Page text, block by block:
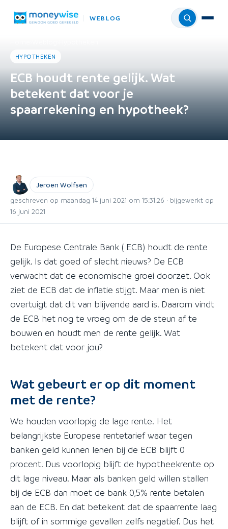
WEBLOG Menu
HYPOTHEKEN
ECB houdt rente gelijk. Wat
betekent dat voor je
spaarrekening en hypotheek?
Jeroen Wolfsen
geschreven op maandag 14 juni 2021 om 15:31:26 · bijgewerkt op
16 juni 2021
De Europese Centrale Bank ( ECB) houdt de rente
gelijk. Is dat goed of slecht nieuws? De ECB
verwacht dat de economische groei doorzet. Ook
ziet de ECB dat de inflatie stijgt. Maar men is niet
overtuigt dat dit van blijvende aard is. Daarom vindt
de ECB het nog te vroeg om de de steun af te
bouwen en houdt men de rente gelijk. Wat
betekent dat voor jou?
Wat gebeurt er op dit moment
met de rente?
We houden voorlopig de lage rente. Het
belangrijkste Europese rentetarief waar tegen
banken geld kunnen lenen bij de ECB blijft 0
procent. Dus voorlopig blijft de hypotheekrente op
dit lage niveau. Maar als banken geld willen stallen
bij de ECB dan moet de bank 0,5% rente betalen
aan de ECB. En dat betekent dat de spaarrente laag
blijft of in sommige gevallen zelfs negatief. Dus het